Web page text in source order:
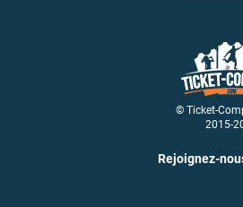
© Ticket-
2015-
Rejoignez-